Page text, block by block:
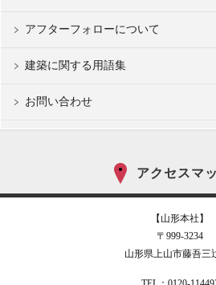
アフターフォローについて
建築に関する用語集
お問い合わせ
アクセスマ
【山形本社】
〒999-3234
山形県上山市藤吾三